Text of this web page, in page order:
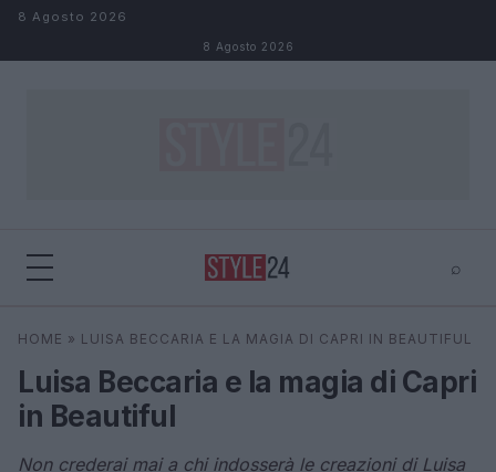
Salta al contenuto
8 Agosto 2026
8 Agosto 2026
⌕
Cerca ⌕ ×
HOME » LUISA BECCARIA E LA MAGIA DI CAPRI IN BEAUTIFUL
Luisa Beccaria e la magia di Capri
in Beautiful
Non crederai mai a chi indosserà le creazioni di Luisa